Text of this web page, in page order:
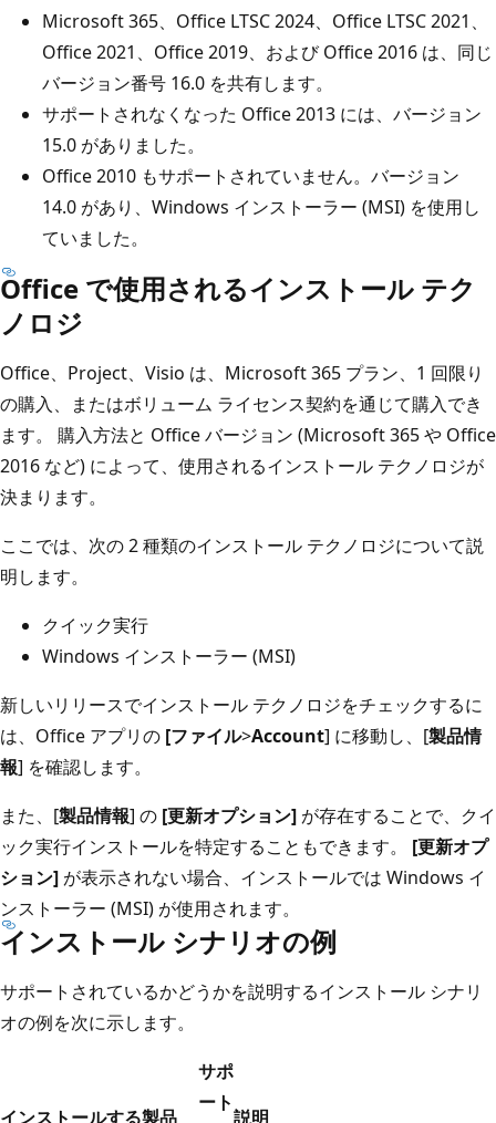
Microsoft 365、Office LTSC 2024、Office LTSC 2021、
Office 2021、Office 2019、および Office 2016 は、同じ
バージョン番号 16.0 を共有します。
サポートされなくなった Office 2013 には、バージョン
15.0 がありました。
Office 2010 もサポートされていません。バージョン
14.0 があり、Windows インストーラー (MSI) を使用し
ていました。
Office で使用されるインストール テク
ノロジ
Office、Project、Visio は、Microsoft 365 プラン、1 回限り
の購入、またはボリューム ライセンス契約を通じて購入でき
ます。 購入方法と Office バージョン (Microsoft 365 や Office
2016 など) によって、使用されるインストール テクノロジが
決まります。
ここでは、次の 2 種類のインストール テクノロジについて説
明します。
クイック実行
Windows インストーラー (MSI)
新しいリリースでインストール テクノロジをチェックするに
は、Office アプリの [ファイル>Account] に移動し、[製品情
報] を確認します。
また、[製品情報] の [更新オプション] が存在することで、クイ
ック実行インストールを特定することもできます。 [更新オプ
ション] が表示されない場合、インストールでは Windows イ
ンストーラー (MSI) が使用されます。
インストール シナリオの例
サポートされているかどうかを説明するインストール シナリ
オの例を次に示します。
インストールする製品
サポ
ート
説明